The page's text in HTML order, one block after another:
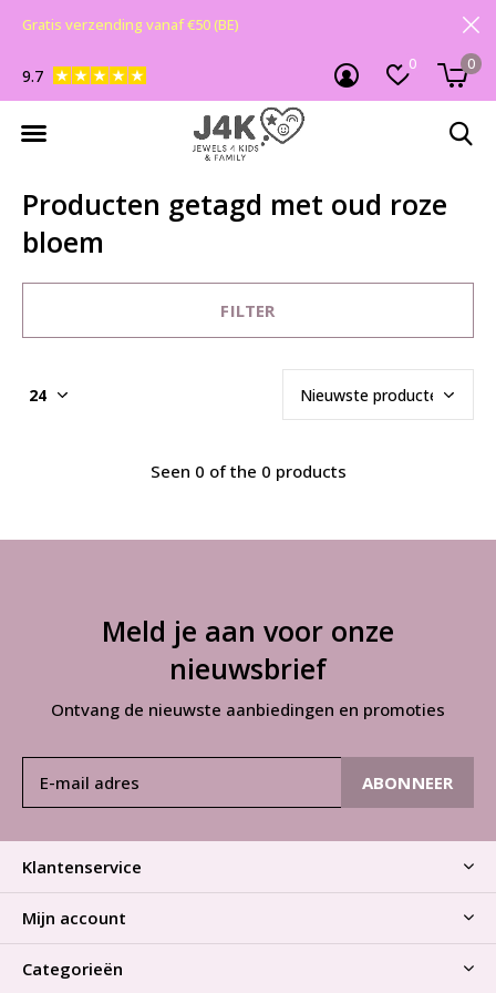
0 0
9.7
Gratis verzending vanaf €50 (BE)
Producten getagd met oud roze
bloem
FILTER
Seen 0 of the 0 products
Meld je aan voor onze
nieuwsbrief
Ontvang de nieuwste aanbiedingen en promoties
ABONNEER
Klantenservice
Mijn account
Categorieën